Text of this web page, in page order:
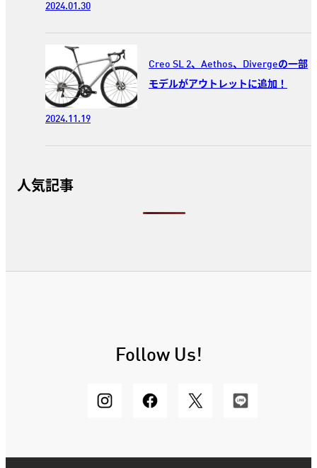
2024.01.30
Creo SL 2、Aethos、Divergeの一部
モデルがアウトレットに追加！
2024.11.19
人気記事
Follow Us!